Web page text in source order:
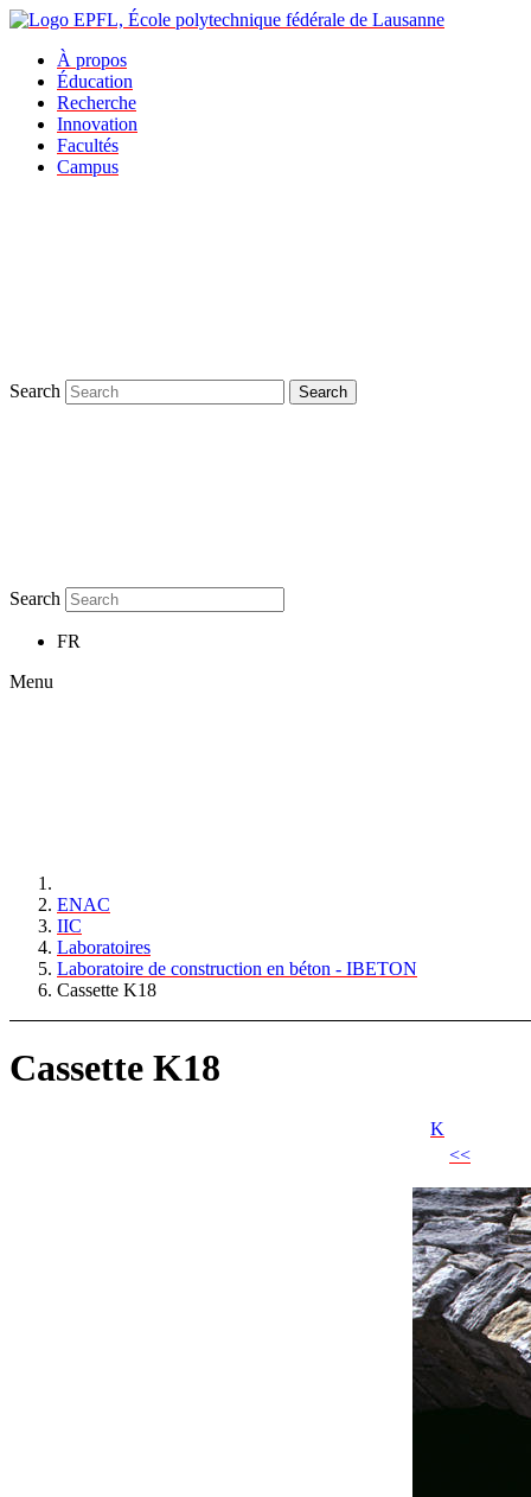
À propos
Éducation
Recherche
Innovation
Facultés
Campus
Search Search
Search
FR
Menu
ENAC
IIC
Laboratoires
Laboratoire de construction en béton - IBETON
Cassette K18
Cassette K18
K
<<